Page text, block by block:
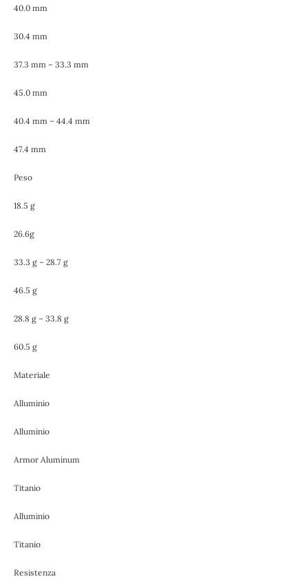
40.0 mm
30.4 mm
37.3 mm – 33.3 mm
45.0 mm
40.4 mm – 44.4 mm
47.4 mm
Peso
18.5 g
26.6g
33.3 g – 28.7 g
46.5 g
28.8 g – 33.8 g
60.5 g
Materiale
Alluminio
Alluminio
Armor Aluminum
Titanio
Alluminio
Titanio
Resistenza